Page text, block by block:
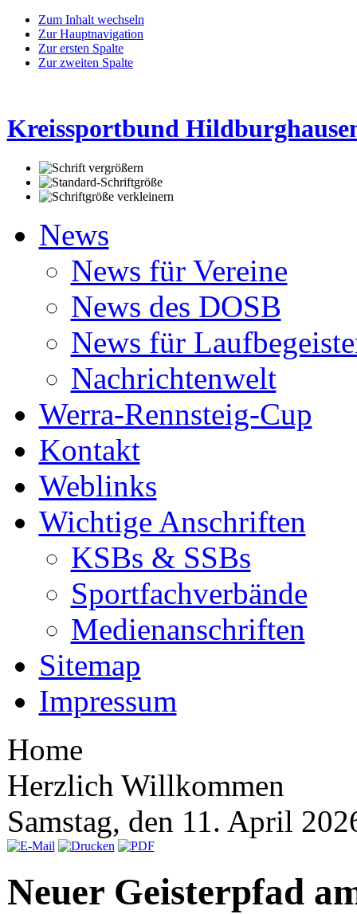
Zum Inhalt wechseln
Zur Hauptnavigation
Zur ersten Spalte
Zur zweiten Spalte
Kreissportbund
News
News für Vereine
News des DOSB
News für
Nachrichtenwelt
Werra-Rennsteig-Cup
Kontakt
Weblinks
Wichtige Anschriften
KSBs & SSBs
Sportfachverbände
Medienanschriften
Sitemap
Impressum
Home
Herzlich Willkommen
Samstag, den 11. April
Neuer Geisterpfad